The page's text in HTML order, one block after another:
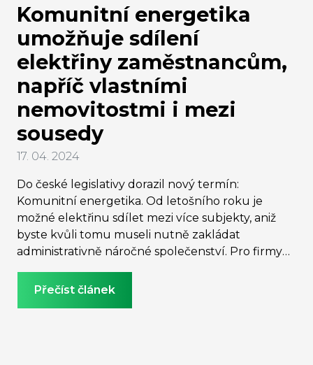
Komunitní energetika
umožňuje sdílení
elektřiny zaměstnancům,
napříč vlastními
nemovitostmi i mezi
sousedy
17. 04. 2024
Do české legislativy dorazil nový termín:
Komunitní energetika. Od letošního roku je
možné elektřinu sdílet mezi více subjekty, aniž
byste kvůli tomu museli nutně zakládat
administrativně náročné společenství. Pro firmy
novým zaměstnaneckým benefitem.
Přečíst článek